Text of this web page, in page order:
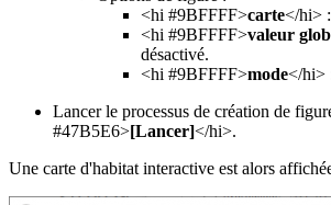
<hi #9BFFFF>carte</hi>
<hi #9BFFFF>valeur
désactivé.
<hi #9BFFFF>mode</hi>
Lancer le processus de création de
#47B5E6>[Lancer]</hi>.
Une carte d'habitat interactive est alors